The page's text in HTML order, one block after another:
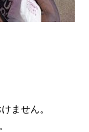
ません。